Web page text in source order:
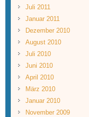
Juli 2011
Januar 2011
Dezember 2010
August 2010
Juli 2010
Juni 2010
April 2010
März 2010
Januar 2010
November 2009